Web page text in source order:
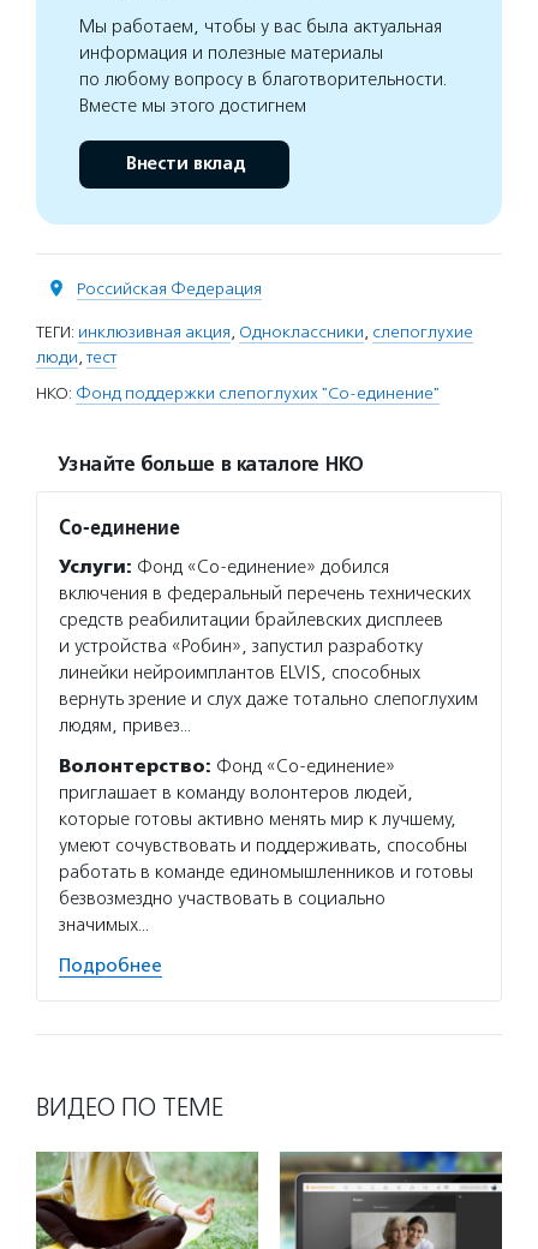
Мы работаем, чтобы у вас была актуальная
информация и полезные материалы
по любому вопросу в благотворительности.
Вместе мы этого достигнем
Внести вклад
Российская Федерация
ТЕГИ: инклюзивная акция, Одноклассники, слепоглухие
люди,тест
НКО: Фонд поддержки слепоглухих "Со-единение"
Узнайте больше в каталоге НКО
Со-единение
Услуги: Фонд «Со-единение» добился
включения в федеральный перечень технических
средств реабилитации брайлевских дисплеев
и устройства «Робин», запустил разработку
линейки нейроимплантов ELVIS, способных
вернуть зрение и слух даже тотально слепоглухим
людям, привез…
Волонтерство: Фонд «Со-единение»
приглашает в команду волонтеров людей,
которые готовы активно менять мир к лучшему,
умеют сочувствовать и поддерживать, способны
работать в команде единомышленников и готовы
безвозмездно участвовать в социально
значимых…
Подробнее
ВИДЕО ПО ТЕМЕ